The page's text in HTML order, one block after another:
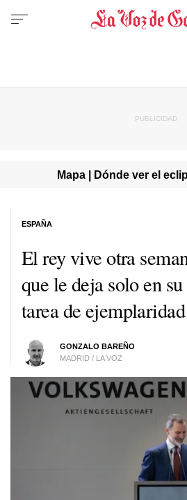
Mapa | Dónde ver el
El rey vive otra
que le deja solo en
tarea de ejemplaridad
GONZALO BAREÑO
MADRID / LA VOZ
ESPAÑA